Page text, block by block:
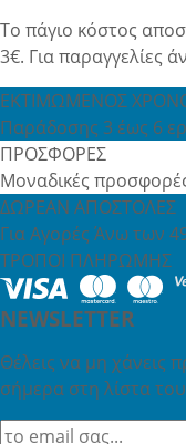
Το πάγιο κόστος
3€. Για παραγγελίες
ΕΚΤΙΜΩΜΕΝΟΣ
Παράδοσης 3 έως 6
ΠΡΟΣΦΟΡΕΣ
Μοναδικές
ΔΩΡΕΑΝ ΑΠΟΣΤΟΛΕΣ
Για Αγορές Άνω των
ΤΡΟΠΟΙ ΠΛΗΡΩΜΗΣ
NEWSLETTER
Θέλεις να μη χάνεις
σήμερα στη λίστα